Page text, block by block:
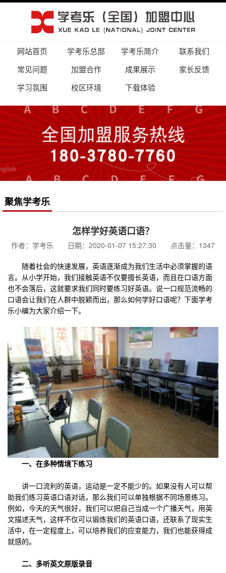
网站首页 学考乐总部 学考乐简介
联系我们
常见问题
加盟合作 成果展示
家长反馈
学习氛围
校区环境 下载体验
聚焦学考乐
怎样学好英语口语？
作者：学考乐 日期：2020-01-07 15:27:30 点击量：1347
随着社会的快速发展，英语逐渐成为我们生活中必须掌握的语
言。从小学开始，我们接触英语不仅要擅长英语，而且在口语方面
也不会落后，这就要求我们同时要练习好英语。说一口规范流畅的
口语会让我们在人群中脱颖而出，那么如何学好口语呢？下面学考
乐小编为大家介绍一下。
一、在多种情境下练习
讲一口流利的英语，运动是一定不能少的。如果没有人可以帮
助我们练习英语口语对话，那么我们可以单独根据不同场景练习。
例如，今天的天气很好，我们可以把自己当成一个广播天气，用英
文描述天气，这样不仅可以锻炼我们的英语口语，还联系了现实生
活中，在一定程度上，可以培养我们的应变能力，我们也能获得成
就感的。
二、多听英文原版录音